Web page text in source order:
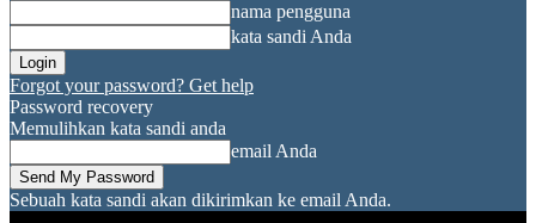
nama pengguna
kata sandi Anda
Forgot your password? Get help
Password recovery
Memulihkan kata sandi anda
email Anda
Sebuah kata sandi akan dikirimkan ke email Anda.